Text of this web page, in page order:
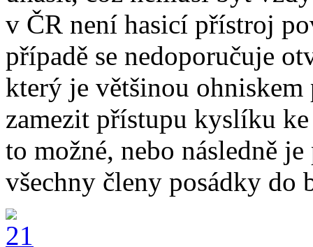
v ČR není hasicí přístroj
případě se nedoporučuje
který je většinou
zamezit přístupu kyslíku
to možné, nebo následně
všechny členy posádky do